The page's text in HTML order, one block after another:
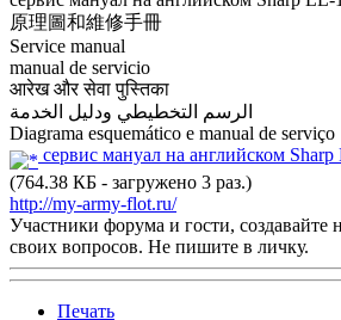
原理圖和維修手冊
Service manual
manual de servicio
आरेख और सेवा पुस्तिका
الرسم التخطيطي ودليل الخدمة
Diagrama esquemático e manual de serviço
сервис мануал на английском
(764.38 КБ - загружено 3 раз.)
http://my-army-flot.ru/
Участники форума и гости, создавайте
своих вопросов. Не пишите в личку.
Печать